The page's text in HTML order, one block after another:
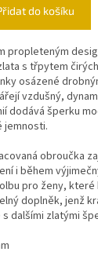
do košíku
propleteným
s třpytem
osázené
vzdušný,
dodává šperku
jemnosti.
obroučka
i během
pro ženy, které
doplněk, jenž
dalšími zlatými